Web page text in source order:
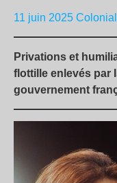
11 juin 2025
Privations et
flottille enlevés par
gouvernement